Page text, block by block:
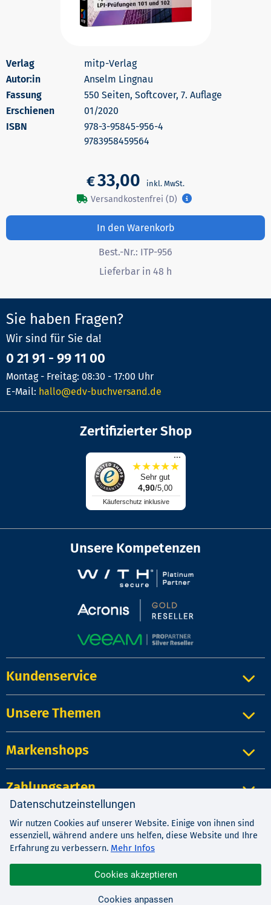
mitp-Verlag
Autor:in
Anselm Lingnau
550 Seiten, Softcover, 7. Auflage
Erschienen
01/2020
978-3-95845-956-4
9783958459564
€33,00
Versandkostenfrei (D)
In den Warenkorb
Best.-Nr.: ITP-956
Lieferbar in 48 h
Sie haben Fragen?
Wir sind für Sie da!
0 21 91 - 99 11 00
Montag - Freitag: 08:30 - 17:00 Uhr
E-Mail: hallo@edv-buchversand.de
Zertifizierter Shop
...
★★★★★
Sehr gut
4,90/5,00
Käuferschutz inklusive
Unsere Kompetenzen
Kundenservice
Unsere Themen
Markenshops
Zahlungsarten
Impressum | Kontakt|
Datenschutz
Widerrufsrecht
© 1987-2026 EDV-BUCHVERSAND Delf Michel e.K.
Datenschutzeinstellungen
Wir nutzen Cookies auf unserer Website. Einige von ihnen sind
essenziell, während andere uns helfen, diese Website und Ihre
Erfahrung zu verbessern. Mehr Infos
Cookies akzeptieren
Cookies anpassen